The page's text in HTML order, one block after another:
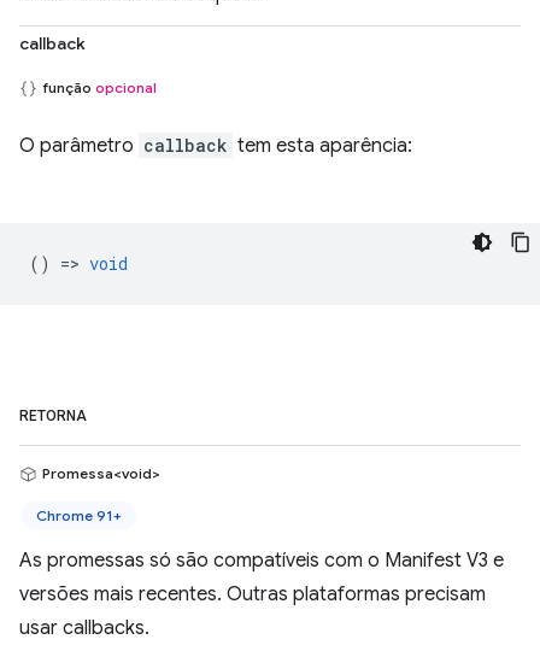
callback
função opcional
O parâmetro callback tem esta aparência:
() => void
RETORNA
Promessa<void>
Chrome 91+
As promessas só são compatíveis com o Manifest V3 e
versões mais recentes. Outras plataformas precisam
usar callbacks.